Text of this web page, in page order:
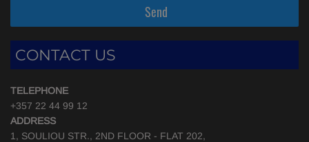
Send
CONTACT US
TELEPHONE
+357 22 44 99 12
ADDRESS
1, SOULIOU STR., 2ND FLOOR - FLAT 202,